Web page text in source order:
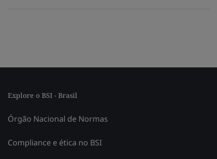
Explore o BSI - Brasil
Órgão Nacional de Normas
Compliance e ética no BSI